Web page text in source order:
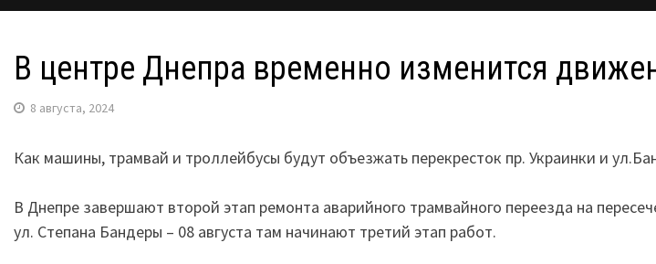
В центре Днепра временно изменится
8 августа, 2024
Как машины, трамвай и троллейбусы будут объезжать перекресток пр. Украинки и
В Днепре завершают второй этап ремонта аварийного трамвайного переезда на
ул. Степана Бандеры – 08 августа там начинают третий этап работ.